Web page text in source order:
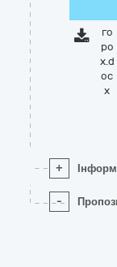
го
ро
х.d
oc
x
+
-